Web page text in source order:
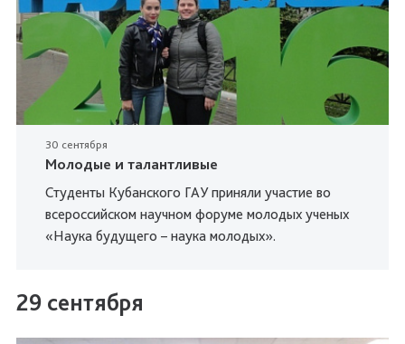
30 сентября
Молодые и талантливые
Студенты Кубанского ГАУ приняли участие во
всероссийском научном форуме молодых ученых
«Наука будущего – наука молодых».
29 сентября